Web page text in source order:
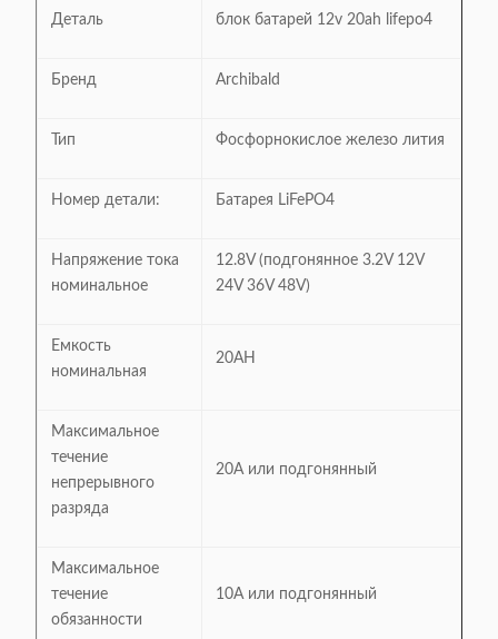
Деталь блок батарей 12v 20ah lifepo4
Бренд Archibald
Тип Фосфорнокислое железо лития
Номер детали: Батарея LiFePO4
Напряжение тока
номинальное
12.8V (подгонянное 3.2V 12V
24V 36V 48V)
Емкость
номинальная
20AH
Максимальное
течение
непрерывного
разряда
20A или подгонянный
Максимальное
течение
обязанности
10A или подгонянный